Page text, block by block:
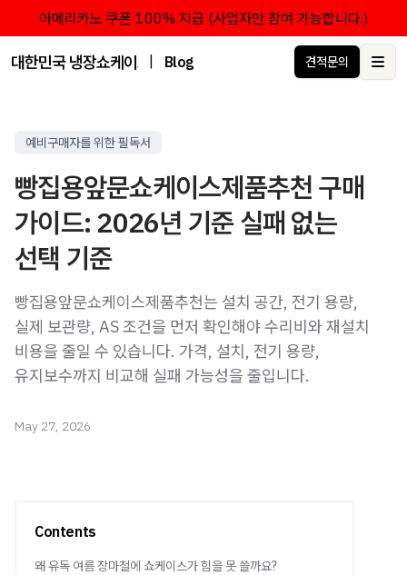
아메리카노 쿠폰 100% 지급 (사업자만 참여 가능합니다.)
대한민국 냉장쇼케이스 점유율 1위 브랜드 한성쇼케이스
Blog 견적문의
예비구매자를 위한 필독서
빵집용앞문쇼케이스제품추천 구매
가이드: 2026년 기준 실패 없는
선택 기준
빵집용앞문쇼케이스제품추천는 설치 공간, 전기 용량,
실제 보관량, AS 조건을 먼저 확인해야 수리비와 재설치
비용을 줄일 수 있습니다. 가격, 설치, 전기 용량,
유지보수까지 비교해 실패 가능성을 줄입니다.
May 27, 2026
Contents
왜 유독 여름 장마철에 쇼케이스가 힘을 못 쓸까요?